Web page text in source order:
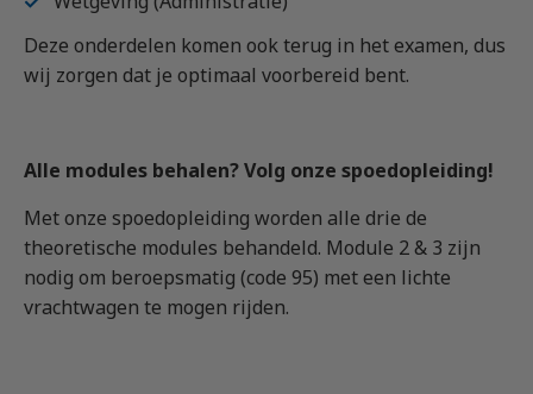
Deze onderdelen komen ook terug in het examen, dus
wij zorgen dat je optimaal voorbereid bent.
Alle modules behalen? Volg onze spoedopleiding!
Met onze spoedopleiding worden alle drie de
theoretische modules behandeld. Module 2 & 3 zijn
nodig om beroepsmatig (code 95) met een lichte
vrachtwagen te mogen rijden.